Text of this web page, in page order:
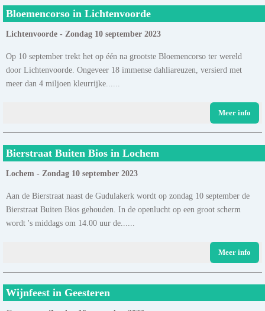
Bloemencorso in Lichtenvoorde
Lichtenvoorde - Zondag 10 september 2023
Op 10 september trekt het op één na grootste Bloemencorso ter wereld
door Lichtenvoorde. Ongeveer 18 immense dahliareuzen, versierd met
meer dan 4 miljoen kleurrijke......
Meer info
Bierstraat Buiten Bios in Lochem
Lochem - Zondag 10 september 2023
Aan de Bierstraat naast de Gudulakerk wordt op zondag 10 september de
Bierstraat Buiten Bios gehouden. In de openlucht op een groot scherm
wordt 's middags om 14.00 uur de......
Meer info
Wijnfeest in Geesteren